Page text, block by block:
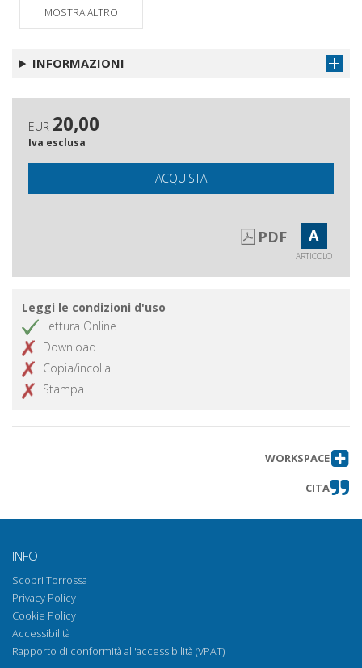
MOSTRA ALTRO
INFORMAZIONI
EUR 20,00
Iva esclusa
ACQUISTA
PDF A
ARTICOLO
Leggi le condizioni d'uso
Lettura Online
Download
Copia/incolla
Stampa
WORKSPACE
CITA
INFO
Scopri Torrossa
Privacy Policy
Cookie Policy
Accessibilità
Rapporto di conformità all'accessibilità (VPAT)